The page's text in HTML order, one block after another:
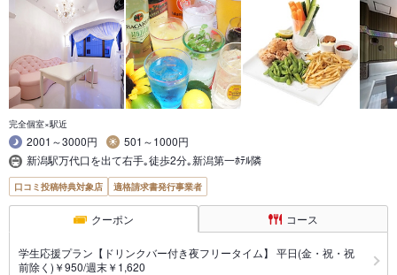
完全個室×駅近
2001～3000円
501～1000円
新潟駅万代口を出て右手｡徒歩2分｡新潟第一ﾎﾃﾙ隣
口コミ投稿特典対象店 適格請求書発行事業者
クーポン コース
学生応援プラン【ドリンクバー付き夜フリータイム】 平日(金・祝・祝
前除く)￥950/週末￥1,620